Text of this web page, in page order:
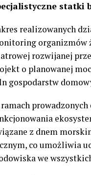
statki
realizowanych
organizmów
rozwijanej
o planowanej
gospodarstw
z dnem
co umożliwia
we